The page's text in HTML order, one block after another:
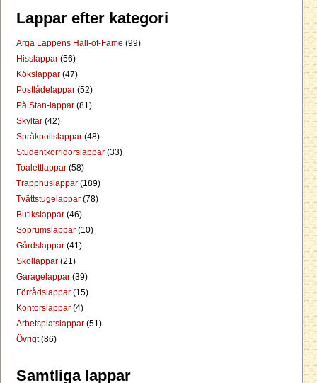
Lappar efter kategori
Arga Lappens Hall-of-Fame (99)
Hisslappar (56)
Kökslappar (47)
Postlådelappar (52)
På Stan-lappar (81)
Skyltar (42)
Språkpolislappar (48)
Studentkorridorslappar (33)
Toalettlappar (58)
Trapphuslappar (189)
Tvättstugelappar (78)
Butikslappar (46)
Soprumslappar (10)
Gårdslappar (41)
Skollappar (21)
Garagelappar (39)
Förrådslappar (15)
Kontorslappar (4)
Arbetsplatslappar (51)
Övrigt(86)
Samtliga lappar